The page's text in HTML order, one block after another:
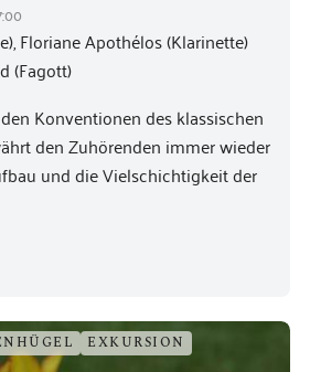
Floriane Apothélos (Klarinette)
(Fagott)
Konventionen des klassischen
den Zuhörenden immer wieder
und die Vielschichtigkeit der
EXKURSION